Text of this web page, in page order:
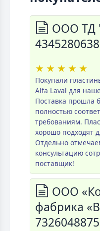
ООО ТД
4345280638
★ ★ ★ ★ ★
Покупали
Alfa Laval для
Поставка прошла
полностью
требованиям.
хорошо подходят
Отдельно
консультацию
поставщик!
ООО
фабрика
7326048875